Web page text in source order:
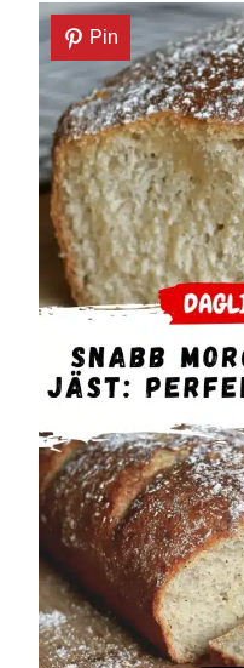
Pin